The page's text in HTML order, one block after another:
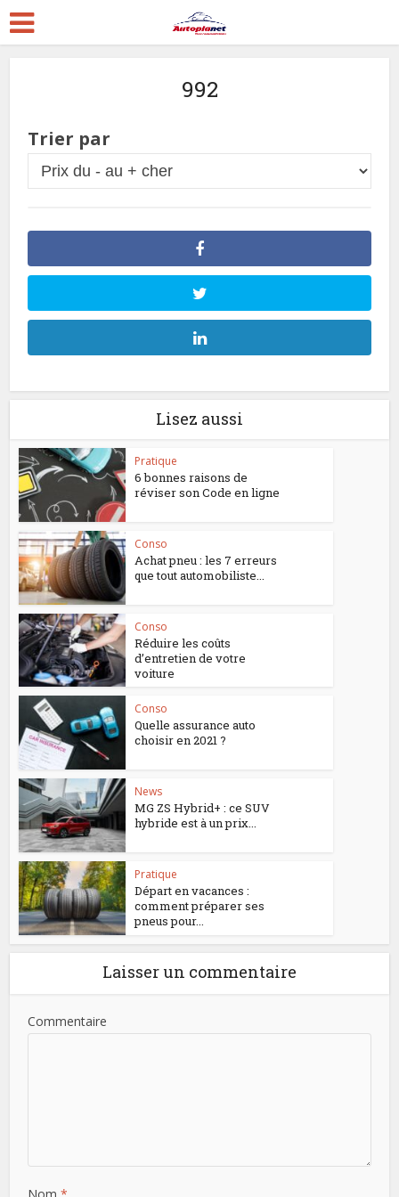
992
Trier par
Lisez aussi
Pratique
6 bonnes raisons de
réviser son Code en ligne
Conso
Achat pneu : les 7 erreurs
que tout automobiliste...
Conso
Réduire les coûts
d’entretien de votre
voiture
Conso
Quelle assurance auto
choisir en 2021 ?
News
MG ZS Hybrid+ : ce SUV
hybride est à un prix...
Pratique
Départ en vacances :
comment préparer ses
pneus pour...
Laisser un commentaire
Commentaire
Nom*